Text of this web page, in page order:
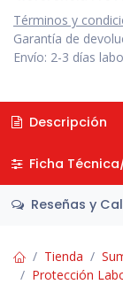
Términos y
Garantía de
Envío: 2-3 días
Descripción
Ficha
Reseñas y
Tienda
Protección